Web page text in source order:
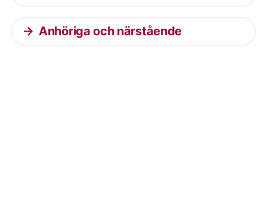
Anhöriga och närstående